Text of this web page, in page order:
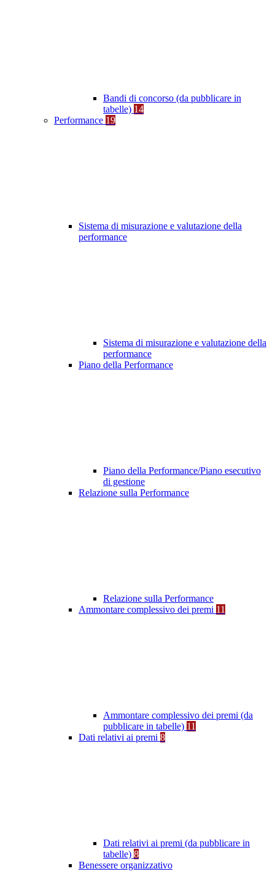
Bandi di concorso (da pubblicare in
tabelle) 14
Performance 19
Sistema di misurazione e valutazione della
performance
Sistema di misurazione e valutazione della
performance
Piano della Performance
Piano della Performance/Piano esecutivo
di gestione
Relazione sulla Performance
Relazione sulla Performance
Ammontare complessivo dei premi 11
Ammontare complessivo dei premi (da
pubblicare in tabelle) 11
Dati relativi ai premi 8
Dati relativi ai premi (da pubblicare in
tabelle) 8
Benessere organizzativo